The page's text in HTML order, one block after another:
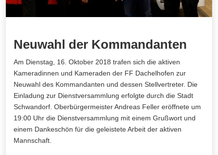
Neuwahl der Kommandanten
Am Dienstag, 16. Oktober 2018 trafen sich die aktiven
Kameradinnen und Kameraden der FF Dachelhofen zur
Neuwahl des Kommandanten und dessen Stellvertreter. Die
Einladung zur Dienstversammlung erfolgte durch die Stadt
Schwandorf. Oberbürgermeister Andreas Feller eröffnete um
19:00 Uhr die Dienstversammlung mit einem Grußwort und
einem Dankeschön für die geleistete Arbeit der aktiven
Mannschaft.